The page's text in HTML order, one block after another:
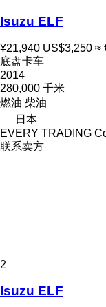
Isuzu ELF
¥21,940 US$3,250 ≈
底盘卡车
2014
280,000 千米
燃油 柴油
日本
EVERY TRADING
联系卖方
2
Isuzu ELF